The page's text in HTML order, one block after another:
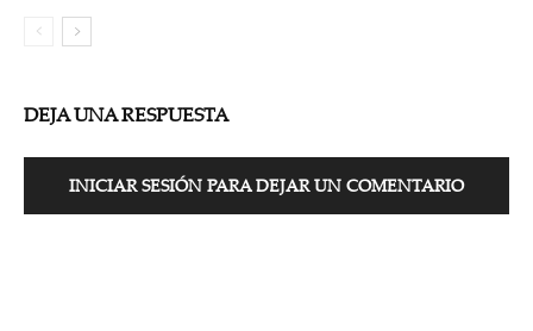
DEJA UNA RESPUESTA
INICIAR SESIÓN PARA DEJAR UN COMENTARIO